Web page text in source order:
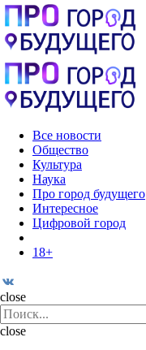
Menu
Поиск
Menu
Все новости
Общество
Культура
Наука
Про город будущего
Интересное
Цифровой город
18+
Поиск
close
Search
for:
close